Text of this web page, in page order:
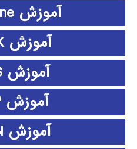
آموزش clementine
آموزش CPLEX
آموزش EDIUS
آموزش EMTP
آموزش ePLAN